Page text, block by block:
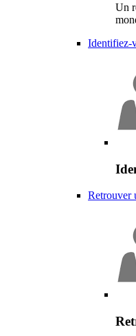
Un
Identifiez-
Retrouver